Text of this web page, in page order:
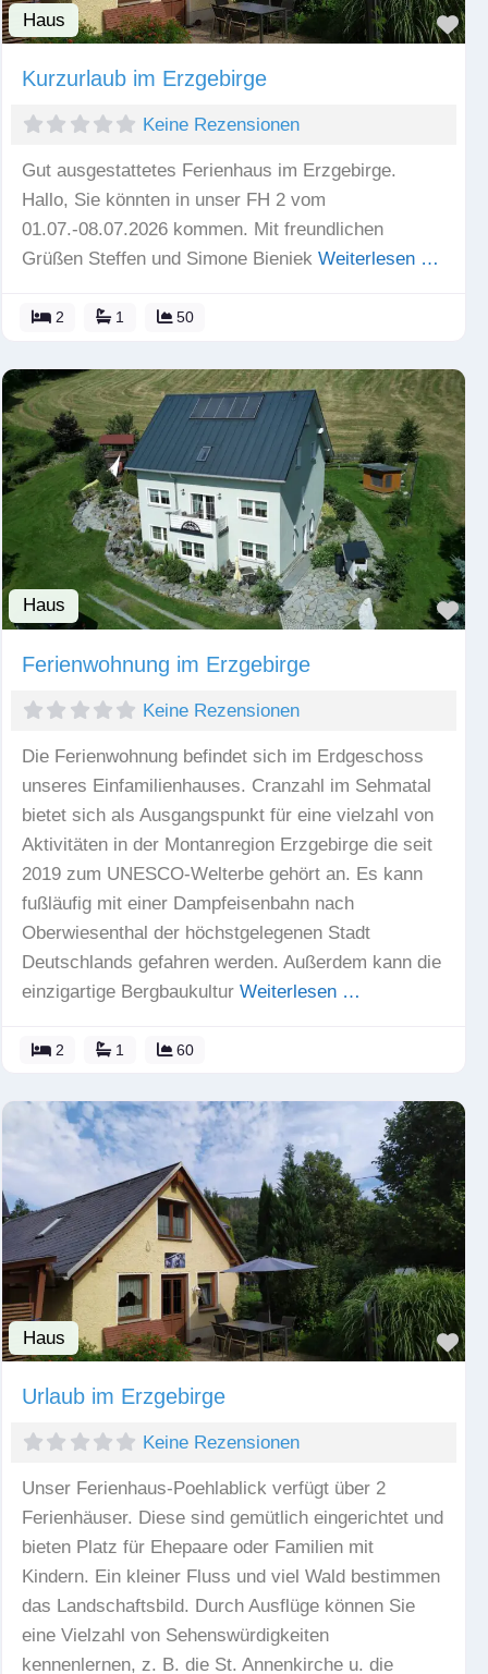
Haus
Kurzurlaub im Erzgebirge
Keine Rezensionen
Gut ausgestattetes Ferienhaus im Erzgebirge.
Hallo, Sie könnten in unser FH 2 vom
01.07.-08.07.2026 kommen. Mit freundlichen
Grüßen Steffen und Simone Bieniek Weiterlesen …
2 1 50
Haus
Ferienwohnung im Erzgebirge
Keine Rezensionen
Die Ferienwohnung befindet sich im Erdgeschoss
unseres Einfamilienhauses. Cranzahl im Sehmatal
bietet sich als Ausgangspunkt für eine vielzahl von
Aktivitäten in der Montanregion Erzgebirge die seit
2019 zum UNESCO-Welterbe gehört an. Es kann
fußläufig mit einer Dampfeisenbahn nach
Oberwiesenthal der höchstgelegenen Stadt
Deutschlands gefahren werden. Außerdem kann die
einzigartige Bergbaukultur Weiterlesen …
2 1 60
Haus
Urlaub im Erzgebirge
Keine Rezensionen
Unser Ferienhaus-Poehlablick verfügt über 2
Ferienhäuser. Diese sind gemütlich eingerichtet und
bieten Platz für Ehepaare oder Familien mit
Kindern. Ein kleiner Fluss und viel Wald bestimmen
das Landschaftsbild. Durch Ausflüge können Sie
eine Vielzahl von Sehenswürdigkeiten
kennenlernen, z. B. die St. Annenkirche u. die